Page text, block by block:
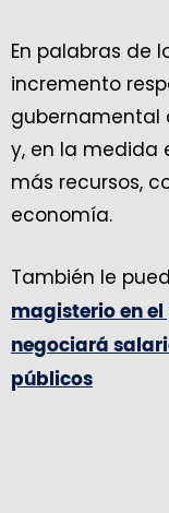
En palabras de
incremento
gubernamental
y, en la medida
más recursos,
economía.
También le
magisterio en
negociará
públicos